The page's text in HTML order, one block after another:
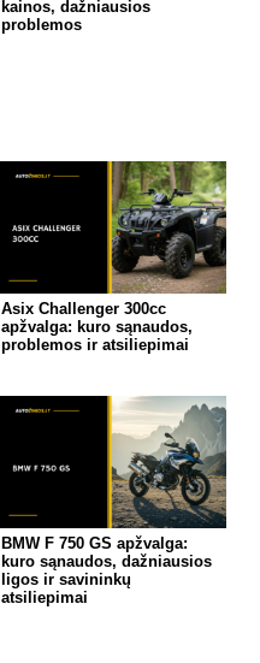
kainos, dažniausios
problemos
Asix Challenger 300cc
apžvalga: kuro sąnaudos,
problemos ir atsiliepimai
BMW F 750 GS apžvalga:
kuro sąnaudos, dažniausios
ligos ir savininkų
atsiliepimai